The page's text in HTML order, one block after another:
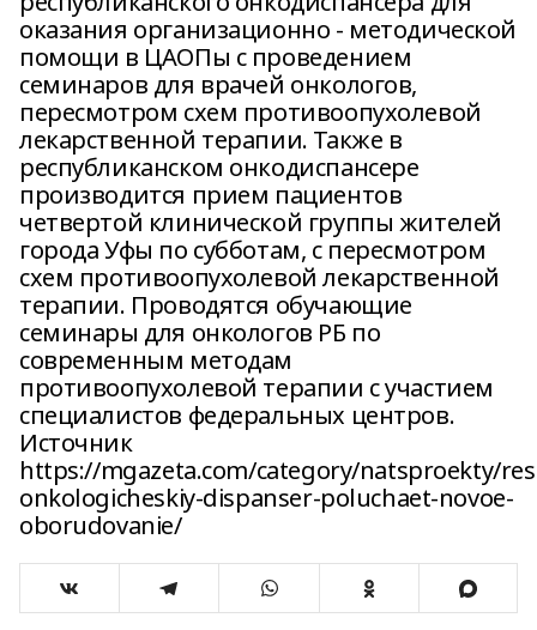
оказания организационно - методической
помощи в ЦАОПы с проведением
семинаров для врачей онкологов,
пересмотром схем противоопухолевой
лекарственной терапии. Также в
республиканском онкодиспансере
производится прием пациентов
четвертой клинической группы жителей
города Уфы по субботам, с пересмотром
схем противоопухолевой лекарственной
терапии. Проводятся обучающие
семинары для онкологов РБ по
современным методам
противоопухолевой терапии с участием
специалистов федеральных центров.
Источник
https://mgazeta.com/category/natsproekty/
onkologicheskiy-dispanser-poluchaet-novoe-
oborudovanie/